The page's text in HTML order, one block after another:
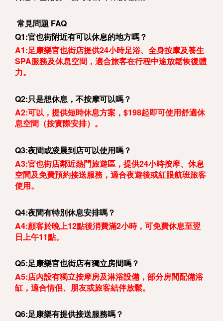
常見問題 FAQ
Q1:官也街附近有可以休息的地方嗎？
A1:足康樂官也街店提供24小時足浴、全身按摩及養生
SPA服務及休息空間，適合旅客在行程中途放鬆恢復體
力。
Q2:只是想休息，不按摩可以嗎？
A2:可以，提供短時休息方案，$198起即可使用舒適休
息空間（按實際安排）。
Q3:夜間或凌晨到店可以使用嗎？
A3:官也街店鄰近熱門旅遊區，提供24小時按摩、休息
空間及免費預約接送服務，適合夜遊後或紅眼航班旅客
使用。
Q4:夜間有特別休息安排嗎？
A4:顧客於晚上12點後消費滿2小時，可免費休息至翌
日上午11點。
Q5:足康樂官也街店有獨立房間嗎？
A5:店內設有獨立按摩房及淋浴設備，部分房間配備浴
缸，適合情侶、朋友或旅客結伴放鬆。
Q6:足康樂有提供接送服務嗎？